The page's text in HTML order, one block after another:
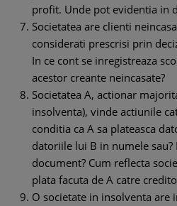
profit. Unde pot evidentia in
Societatea are clienti
considerati prescrisi prin
In ce cont se inregistreaza
acestor creante neincasate?
Societatea A, actionar
insolventa), vinde actiunile
conditia ca A sa plateasca
datoriile lui B in numele sau?
document? Cum reflecta
plata facuta de A catre
O societate in insolventa are